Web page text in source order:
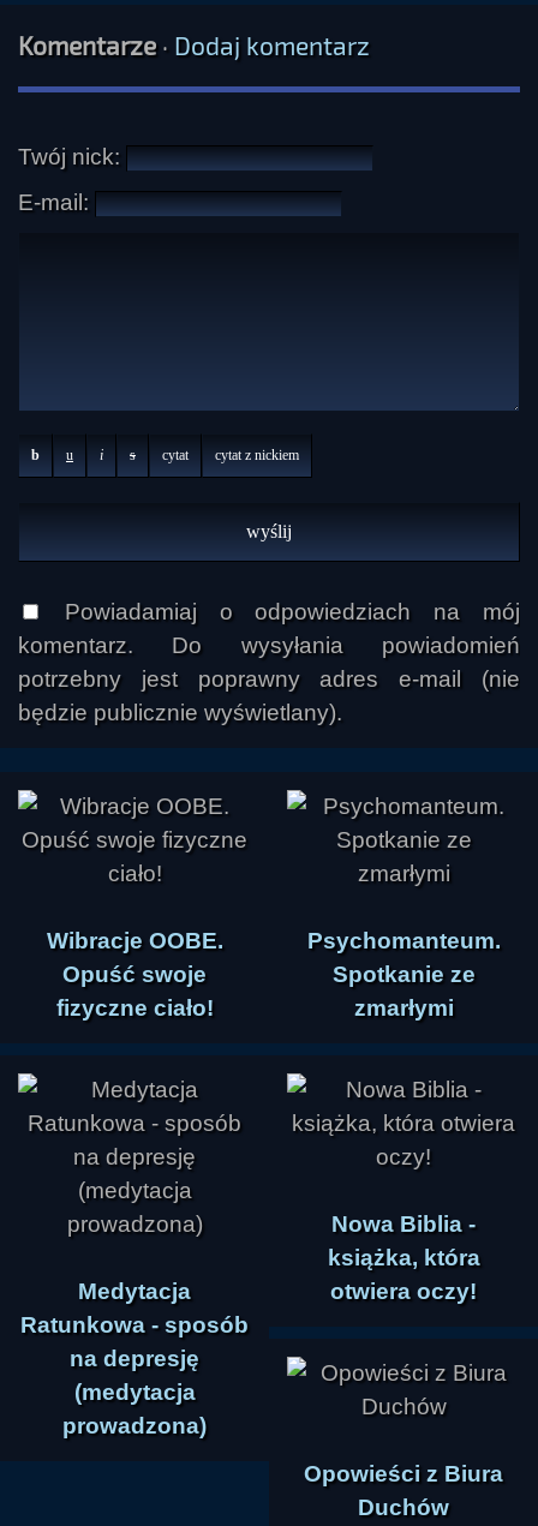
Komentarze· Dodaj komentarz
Twój nick:
E-mail:
b u i s cytat cytat z nickiem
Powiadamiaj o odpowiedziach na mój
komentarz. Do wysyłania powiadomień
potrzebny jest poprawny adres e-mail (nie
będzie publicznie wyświetlany).
Wibracje OOBE.
Opuść swoje
fizyczne ciało!
Psychomanteum.
Spotkanie ze
zmarłymi
Medytacja
Ratunkowa - sposób
na depresję
(medytacja
prowadzona)
Nowa Biblia -
książka, która
otwiera oczy!
Opowieści z Biura
Duchów